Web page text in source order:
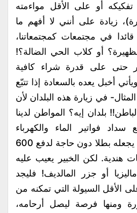
أو على الأقل مواءمته
زيادة على أنني لا أفهم ما
في مجتمعات كمجتمعاتنا،
أو كلاب الحي الضالة؟!
حتى على قدرة شراء كافية
أخبل يعده بالسعادة إذا تتبّع
في زيارة هذه البلدان لأن
بلدان إيه؟ المواطن لدينا
سداد فواتير الماء والكهرباء
والسكن وهذا لوحده يجعله بطلا دون حاجة لدفع 600
هندية. لكن الخبير يعيب عليه
أو جزر المالديف! فليجد
الأقل السيولة التي تمكنه من
ومنها فرصة ليصل أرحامه،